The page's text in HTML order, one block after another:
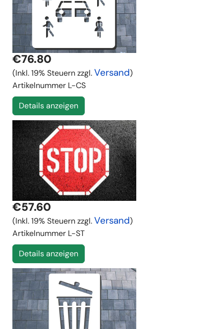
€76.80
(Inkl. 19% Steuern zzgl.Versand)
Artikelnummer L-CS
Details anzeigen
€57.60
(Inkl. 19% Steuern zzgl.Versand)
Artikelnummer L-ST
Details anzeigen